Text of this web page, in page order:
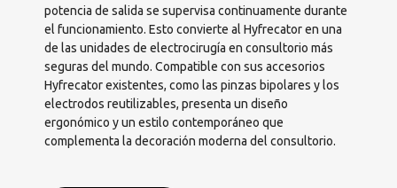
potencia de salida se supervisa continuamente durante
el funcionamiento. Esto convierte al Hyfrecator en una
de las unidades de electrocirugía en consultorio más
seguras del mundo. Compatible con sus accesorios
Hyfrecator existentes, como las pinzas bipolares y los
electrodos reutilizables, presenta un diseño
ergonómico y un estilo contemporáneo que
complementa la decoración moderna del consultorio.